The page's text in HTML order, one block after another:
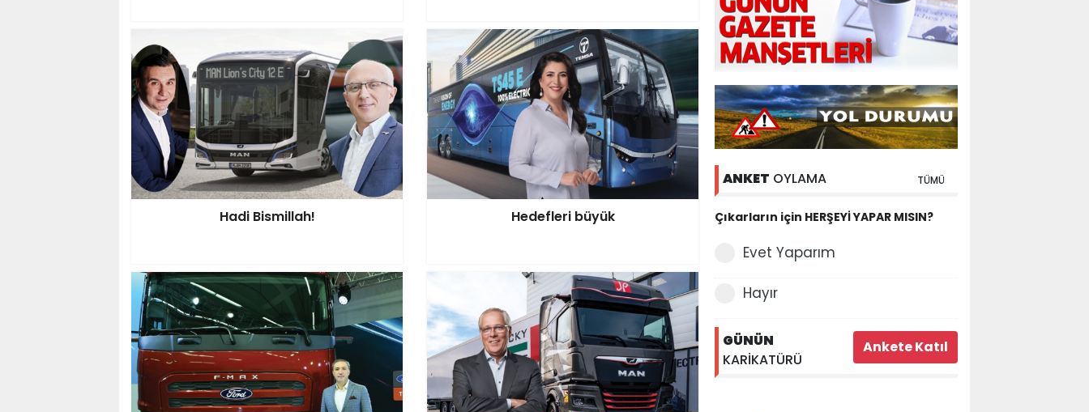
Hadi Bismillah! Hedefleri büyük
ANKET OYLAMA TÜMÜ
Çıkarların için HERŞEYİ YAPAR MISIN?
Evet Yaparım
Hayır
GÜNÜN
KARİKATÜRÜ